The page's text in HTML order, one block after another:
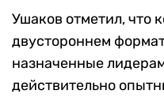
Ушаков отметил, что
двустороннем
назначенные
действительно